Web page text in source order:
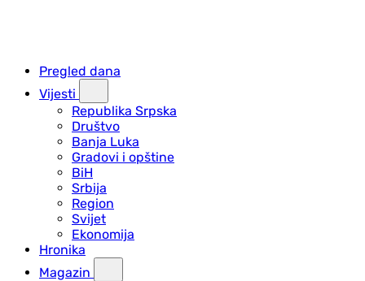
Pregled dana
Vijesti
Republika Srpska
Društvo
Banja Luka
Gradovi i opštine
BiH
Srbija
Region
Svijet
Ekonomija
Hronika
Magazin